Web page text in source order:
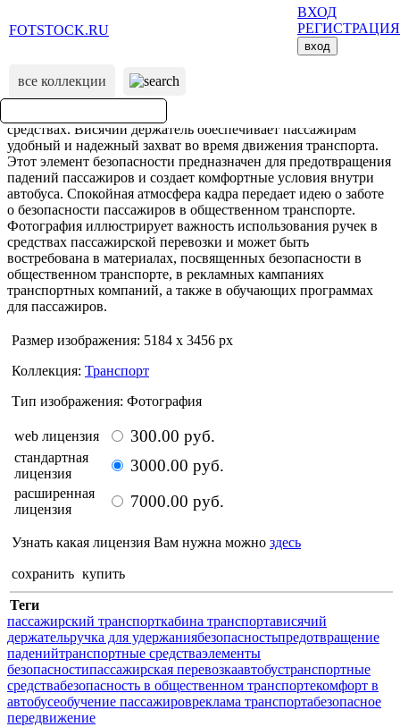
FOTSTOCK.RU
ВХОД
РЕГИСТРАЦИЯ
вход
все коллекции
Размер изображения: 5184 x 3456 px
Коллекция: Транспорт
Тип изображения: Фотография
web лицензия 300.00 руб.
стандартная
лицензия
3000.00 руб.
расширенная
лицензия
7000.00 руб.
Узнать какая лицензия Вам нужна можно здесь
сохранить купить
Теги
пассажирский транспорткабина транспортависячий
держательручка для удержаниябезопасностьпредотвращение
паденийтранспортные средстваэлементы
безопасностипассажирская перевозкаавтобустранспортные
средствабезопасность в общественном транспортекомфорт в
автобусеобучение пассажировреклама транспортабезопасное
передвижение